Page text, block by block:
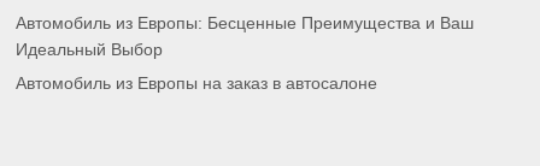
Автомобиль из Европы: Бесценные Преимущества и Ваш
Идеальный Выбор
Автомобиль из Европы на заказ в автосалоне